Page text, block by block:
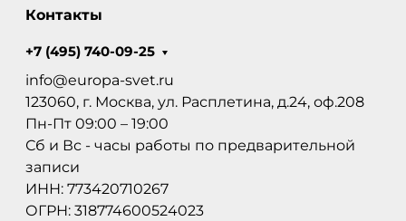
Контакты
+7 (495) 740-09-25
info@europa-svet.ru
123060, г. Москва, ул. Расплетина, д.24, оф.208
Пн-Пт 09:00 – 19:00
Сб и Вс - часы работы по предварительной
записи
ИНН: 773420710267
ОГРН: 318774600524023